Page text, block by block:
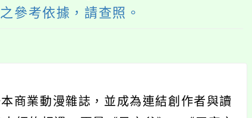
參考依據，請查照。
業動漫雜誌，並成為連結創作者與讀